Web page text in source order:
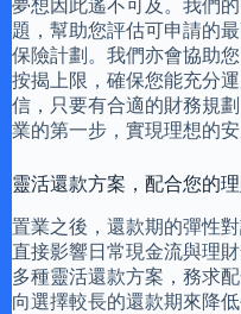
夢想因此遙不可及。我們
題，幫助您評估可申請的
保險計劃。我們亦會協助
按揭上限，確保您能充分
信，只要有合適的財務規
業的第一步，實現理想的安
靈活還款方案，配合您的
置業之後，還款期的彈性
直接影響日常現金流與理
多種靈活還款方案，務求
向選擇較長的還款期來降